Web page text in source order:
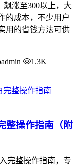
飙涨至300以上，大
的成本，不少用户
用的省钱方法可供
1.3K
整操作指南（附
完整操作指南，专